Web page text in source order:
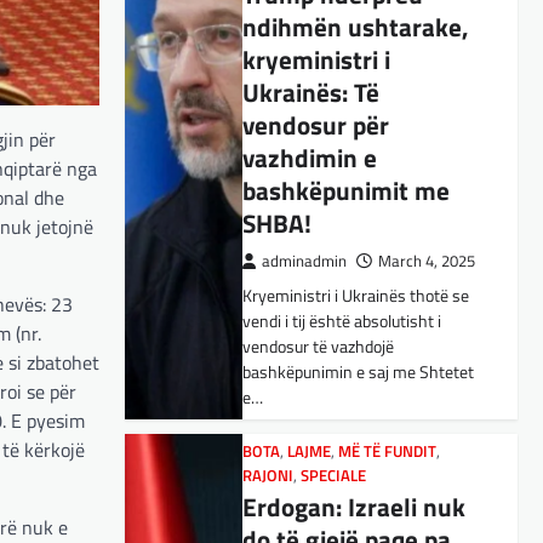
për
nga
dhe
jetojnë
23
(nr.
si zbatohet
se për
E pyesim
kërkojë
nuk e
bashkëpunimit me
SHBA!
adminadmin
Kryeministri i Ukrainës thotë se
vendi i tij është absolutisht i
vendosur të vazhdojë
bashkëpunimin e saj me Shtetet
e…
BOTA,LAJME , MË TË FUNDIT,
RAJONI,SPECIALE
Erdogan: Izraeli nuk
do të gjejë paqe pa
themelimin e shtetit
palestinez
adminadmin
Presidenti turk, Recep Tayyip
E megjithatë
Amerika është
opsioni më i mirë për
shqiptarët
adminadmin
Nga Dritan Hila Vështirë se
ndonjë shqiptar që ndjek sadopak
politikën e jashtme, pas takimit
Trump-Zhelenski, nuk ka
BOTA KULTURË ,LAJME , MISTER
RAJONI,SPECIALE,TECH
Varësia nga ChatGPT
është në rritje:
Kujdes! Këto janë
pasojat e mundshme
adminadmin